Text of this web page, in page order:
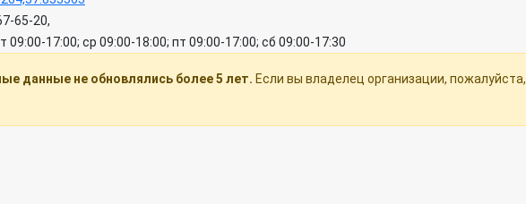
65-20,
09:00-17:00; ср 09:00-18:00; пт 09:00-17:00; сб 09:00-17:30
данные не обновлялись более 5 лет. Если вы владелец организации, пожалуйста,